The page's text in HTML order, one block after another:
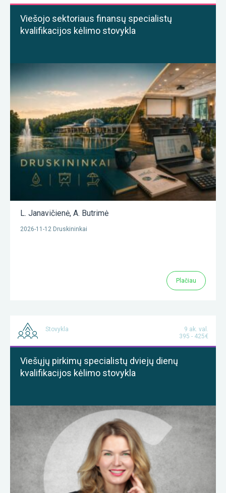
Viešojo sektoriaus finansų specialistų
kvalifikacijos kėlimo stovykla
L. Janavičienė, A. Butrimė
2026-11-12 Druskininkai
Plačiau
Stovykla
9 ak. val.
395 - 425€
Viešųjų pirkimų specialistų dviejų dienų
kvalifikacijos kėlimo stovykla